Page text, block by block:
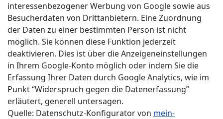
interessenbezogener Werbung von Google sowie aus
Besucherdaten von Drittanbietern. Eine Zuordnung
der Daten zu einer bestimmten Person ist nicht
möglich. Sie können diese Funktion jederzeit
deaktivieren. Dies ist über die Anzeigeneinstellungen
in Ihrem Google-Konto möglich oder indem Sie die
Erfassung Ihrer Daten durch Google Analytics, wie im
Punkt “Widerspruch gegen die Datenerfassung”
erläutert, generell untersagen.
Quelle: Datenschutz-Konfigurator von mein-